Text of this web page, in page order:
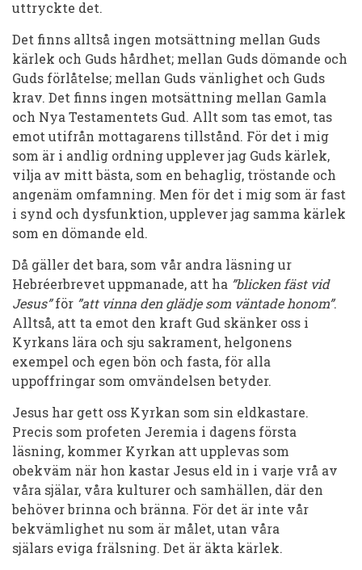
uttryckte det.
Det finns alltså ingen motsättning mellan Guds
kärlek och Guds hårdhet; mellan Guds dömande och
Guds förlåtelse; mellan Guds vänlighet och Guds
krav. Det finns ingen motsättning mellan Gamla
och Nya Testamentets Gud. Allt som tas emot, tas
emot utifrån mottagarens tillstånd. För det i mig
som är i andlig ordning upplever jag Guds kärlek,
vilja av mitt bästa, som en behaglig, tröstande och
angenäm omfamning. Men för det i mig som är fast
i synd och dysfunktion, upplever jag samma kärlek
som en dömande eld.
Då gäller det bara, som vår andra läsning ur
Hebréerbrevet uppmanade, att ha ”blicken fäst vid
Jesus”för ”att vinna den glädje som väntade honom”.
Alltså, att ta emot den kraft Gud skänker oss i
Kyrkans lära och sju sakrament, helgonens
exempel och egen bön och fasta, för alla
uppoffringar som omvändelsen betyder.
Jesus har gett oss Kyrkan som sin eldkastare.
Precis som profeten Jeremia i dagens första
läsning, kommer Kyrkan att upplevas som
obekväm när hon kastar Jesus eld in i varje vrå av
våra själar, våra kulturer och samhällen, där den
behöver brinna och bränna. För det är inte vår
bekvämlighet nu som är målet, utan våra
själars eviga frälsning. Det är äkta kärlek.